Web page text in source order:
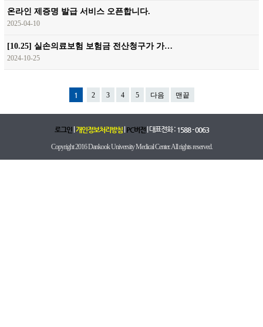
온라인 제증명 발급 서비스 오픈합니다.
2025-04-10
[10.25] 실손의료보험 보험금 전산청구가 가…
2024-10-25
1 2 3 4 5 다음 맨끝
로그인|개인정보처리방침|PC버전| 대표전화 : 1588 - 0063
Copyright 2016 Dankook University Medical Center. All rights reserved.